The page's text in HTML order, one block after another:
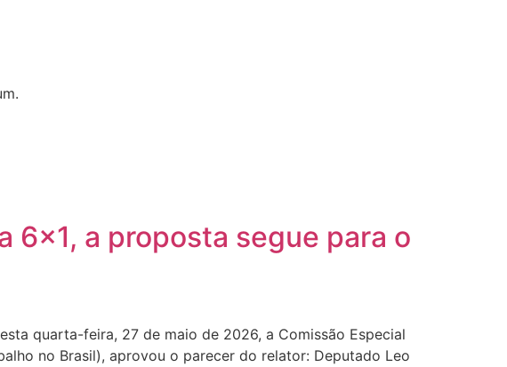
6×1, a proposta segue para o
quarta-feira, 27 de maio de 2026, a Comissão Especial
no Brasil), aprovou o parecer do relator: Deputado Leo